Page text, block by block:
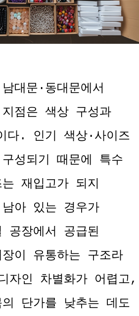
대문·동대문에서
점은 색상 구성과
다. 인기 색상·사이즈
성되기 때문에 특수
재입고가 되지
아 있는 경우가
공장에서 공급된
이 유통하는 구조라
자인 차별화가 어렵고,
단가를 낮추는 데도